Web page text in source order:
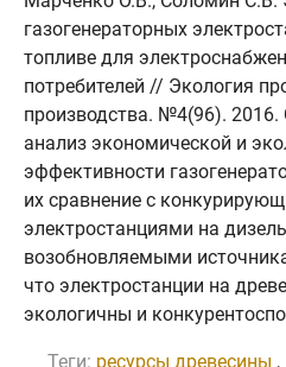
газогенераторных
топливе для
потребителей // Экология
производства. №4(96). 2016.
анализ экономической и
эффективности
их сравнение с
электростанциями на
возобновляемыми
что электростанции на
экологичны и
Теги: ресурсы древесины ,